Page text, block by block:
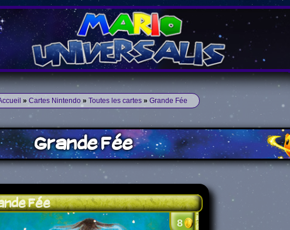
» Cartes Nintendo » Toutes les cartes » Grande Fée
Grande Fée
Fée
8